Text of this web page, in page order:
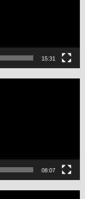
15:31
08:07